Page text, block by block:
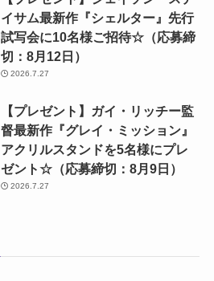
イサム最新作『シェルター』先行
試写会に10名様ご招待☆（応募締
切：8月12日）
2026.7.27
【プレゼント】ガイ・リッチー監
督最新作『グレイ・ミッション』
アクリルスタンドを5名様にプレ
ゼント☆（応募締切：8月9日）
2026.7.27